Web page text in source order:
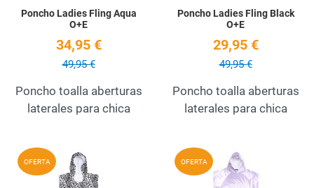
Poncho Ladies Fling Aqua
O+E
34,95 €
49,95 €
Poncho toalla aberturas
laterales para chica
Poncho Ladies Fling Black
O+E
29,95 €
49,95 €
Poncho toalla aberturas
laterales para chica
OFERTA Add to Wishlist
OFERTA